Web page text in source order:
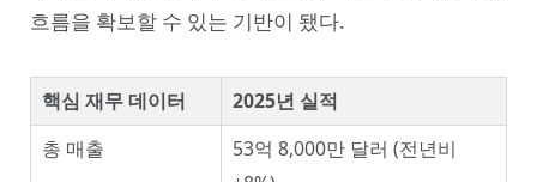
흐름을 확보할 수 있는 기반이 됐다.
핵심 재무 데이터
2025년 실적
총 매출
53억 8,000만 달러 (전년비